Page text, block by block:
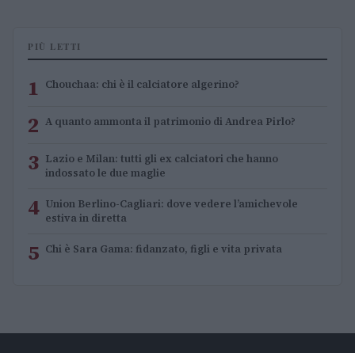
PIÙ LETTI
1 Chouchaa: chi è il calciatore algerino?
2 A quanto ammonta il patrimonio di Andrea Pirlo?
3 Lazio e Milan: tutti gli ex calciatori che hanno
indossato le due maglie
4 Union Berlino-Cagliari: dove vedere l’amichevole
estiva in diretta
5 Chi è Sara Gama: fidanzato, figli e vita privata